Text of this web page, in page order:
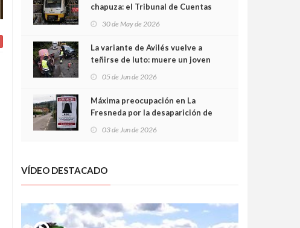
chapuza: el Tribunal de Cuentas
sobrecoste de los trenes que no
cabían por los túneles
30 de May de 2026
La variante de Avilés vuelve a
teñirse de luto: muere un joven
05 de Jun de 2026
Máxima preocupación en La
Fresneda por la desaparición de
03 de Jun de 2026
VÍDEO DESTACADO